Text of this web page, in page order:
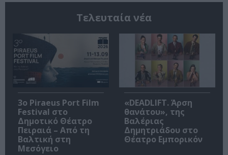
Τελευταία νέα
3o Piraeus Port Film
Festival στο
Δημοτικό Θέατρο
Πειραιά – Από τη
Βαλτική στη
Μεσόγειο
«DEADLIFT. Άρση
θανάτου», της
Βαλέριας
Δημητριάδου στο
Θέατρο Εμπορικόν